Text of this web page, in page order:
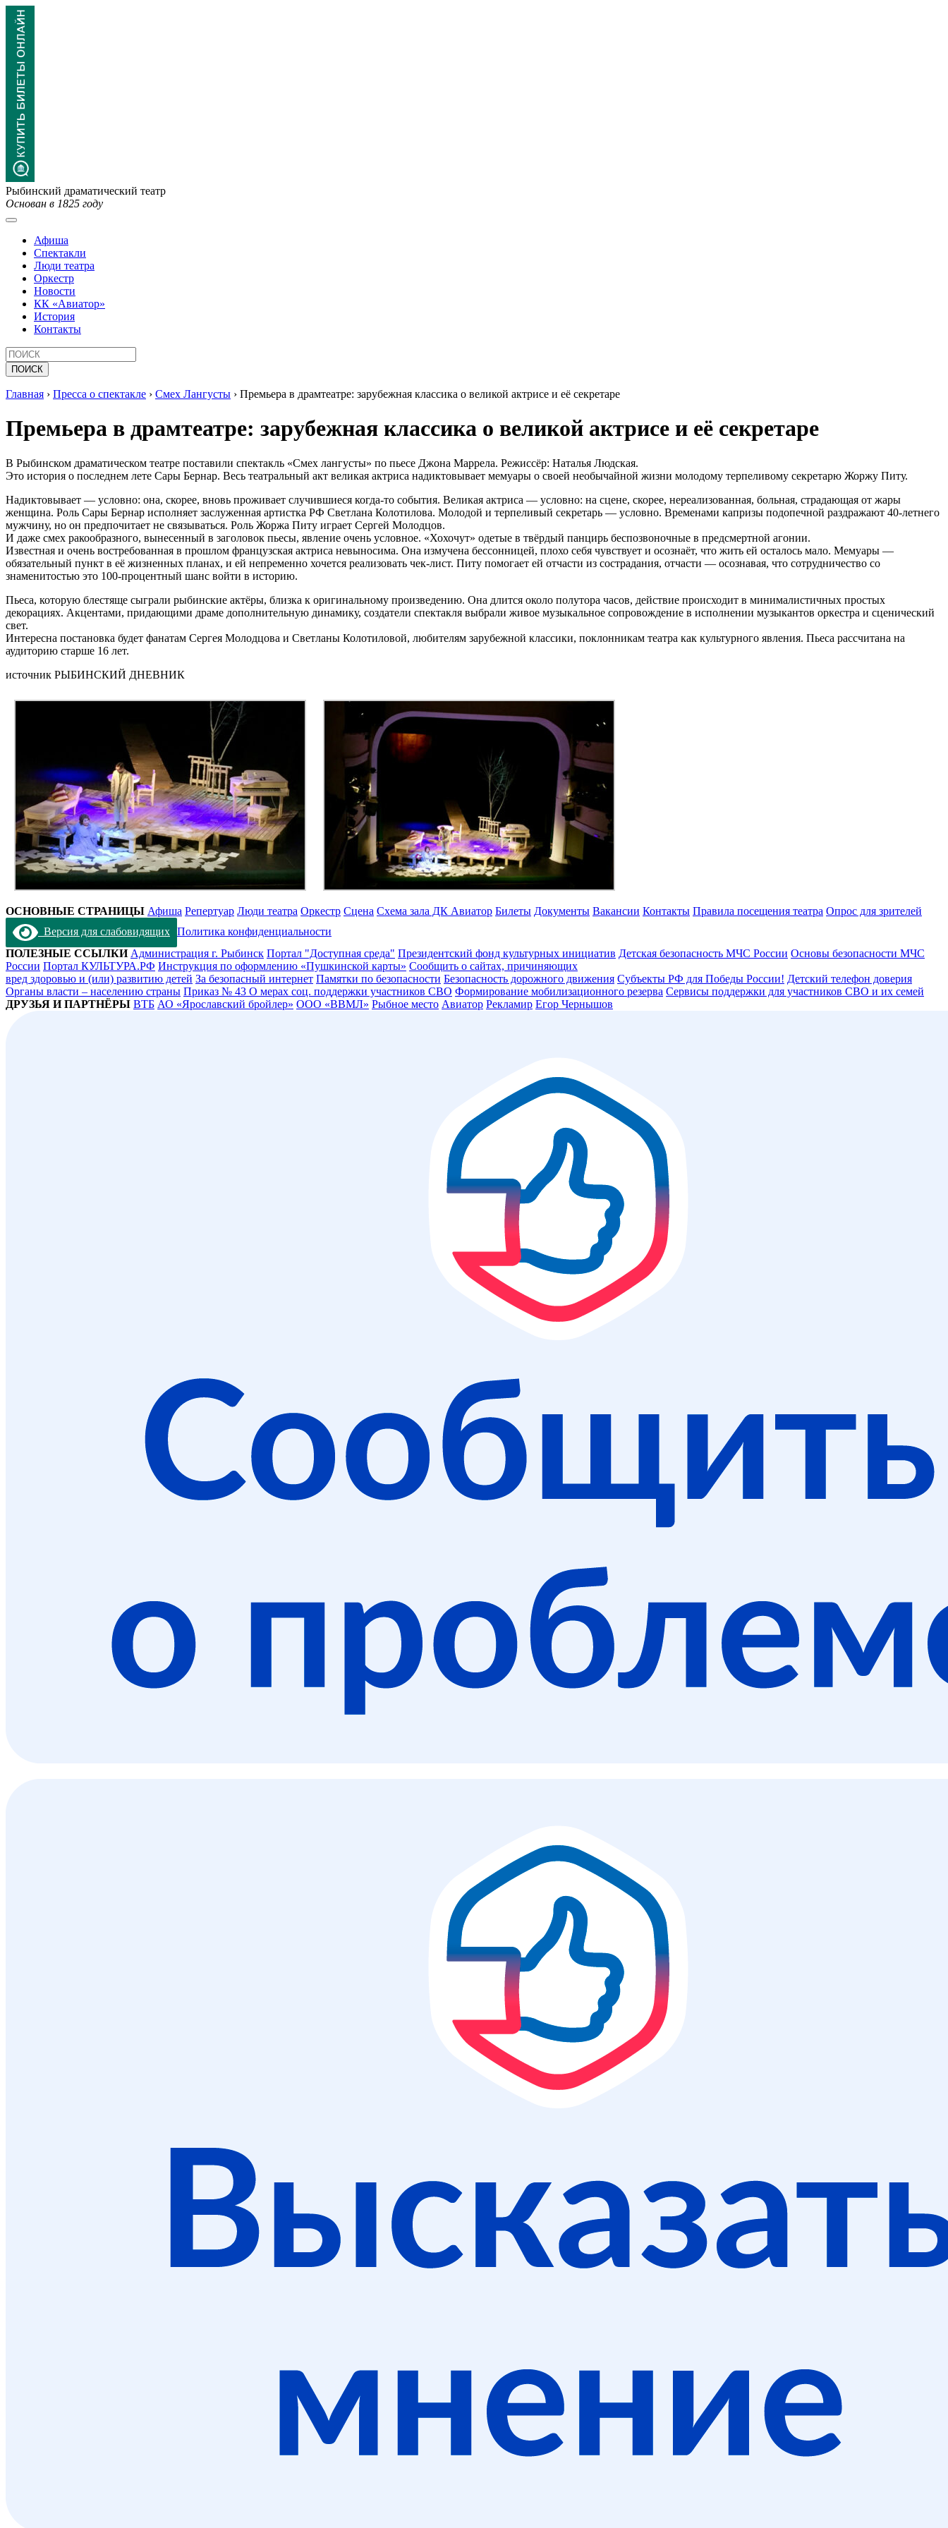
Рыбинский драматический театр
Основан в 1825 году
Афиша
Спектакли
Люди театра
Оркестр
Новости
КК «Авиатор»
История
Контакты
Главная › Пресса о спектакле › Смех Лангусты › Премьера в драмтеатре: зарубежная классика о великой актрисе и её секретаре
Премьера в драмтеатре: зарубежная классика о великой актрисе и её секретаре
В Рыбинском драматическом театре поставили спектакль «Смех лангусты» по пьесе Джона Маррела. Режиссёр: Наталья Людская.
Это история о последнем лете Сары Бернар. Весь театральный акт великая актриса надиктовывает мемуары о своей необычайной жизни молодому терпеливому секретарю Жоржу Питу.
Надиктовывает — условно: она, скорее, вновь проживает случившиеся когда-то события. Великая актриса — условно: на сцене, скорее, нереализованная, больная, страдающая от жары
женщина. Роль Сары Бернар исполняет заслуженная артистка РФ Светлана Колотилова. Молодой и терпеливый секретарь — условно. Временами капризы подопечной раздражают 40-летнего
мужчину, но он предпочитает не связываться. Роль Жоржа Питу играет Сергей Молодцов.
И даже смех ракообразного, вынесенный в заголовок пьесы, явление очень условное. «Хохочут» одетые в твёрдый панцирь беспозвоночные в предсмертной агонии.
Известная и очень востребованная в прошлом французская актриса невыносима. Она измучена бессонницей, плохо себя чувствует и осознаёт, что жить ей осталось мало. Мемуары —
обязательный пункт в её жизненных планах, и ей непременно хочется реализовать чек-лист. Питу помогает ей отчасти из сострадания, отчасти — осознавая, что сотрудничество со
знаменитостью это 100-процентный шанс войти в историю.
Пьеса, которую блестяще сыграли рыбинские актёры, близка к оригинальному произведению. Она длится около полутора часов, действие происходит в минималистичных простых
декорациях. Акцентами, придающими драме дополнительную динамику, создатели спектакля выбрали живое музыкальное сопровождение в исполнении музыкантов оркестра и сценический
свет.
Интересна постановка будет фанатам Сергея Молодцова и Светланы Колотиловой, любителям зарубежной классики, поклонникам театра как культурного явления. Пьеса рассчитана на
аудиторию старше 16 лет.
источник РЫБИНСКИЙ ДНЕВНИК
ОСНОВНЫЕ СТРАНИЦЫ Афиша Репертуар Люди театра Оркестр Сцена Схема зала ДК Авиатор Билеты Документы Вакансии Контакты Правила посещения театра Опрос для зрителей
Версия для слабовидящих Политика конфиденциальности
ПОЛЕЗНЫЕ ССЫЛКИ Администрация г. Рыбинск Портал "Доступная среда" Президентский фонд культурных инициатив Детская безопасность МЧС России Основы безопасности МЧС
России Портал КУЛЬТУРА.РФ Инструкция по оформлению «Пушкинской карты» Сообщить о сайтах, причиняющих
вред здоровью и (или) развитию детей За безопасный интернет Памятки по безопасности Безопасность дорожного движения Субъекты РФ для Победы России! Детский телефон доверия
Органы власти – населению страны Приказ № 43 О мерах соц. поддержки участников СВО Формирование мобилизационного резерва Сервисы поддержки для участников СВО и их семей
ДРУЗЬЯ И ПАРТНЁРЫ ВТБ АО «Ярославский бройлер» ООО «ВВМЛ» Рыбное место Авиатор Рекламир Егор Чернышов